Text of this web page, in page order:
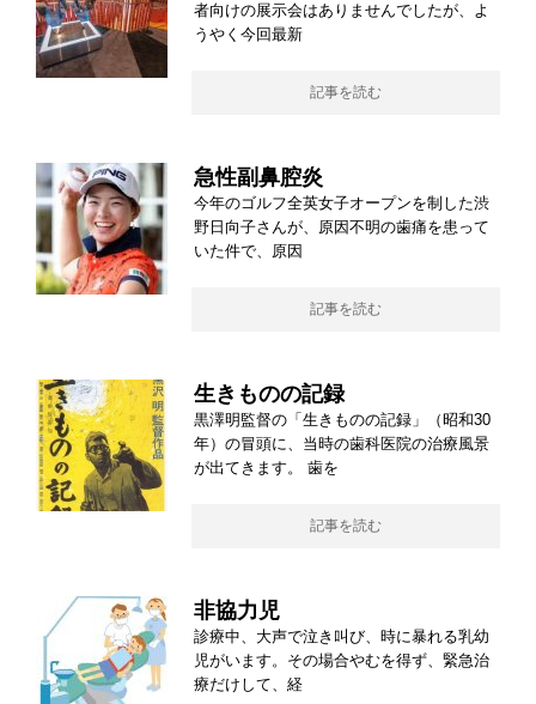
者向けの展示会はありませんでしたが、よ
うやく今回最新
記事を読む
急性副鼻腔炎
今年のゴルフ全英女子オープンを制した渋
野日向子さんが、原因不明の歯痛を患って
いた件で、原因
記事を読む
生きものの記録
黒澤明監督の「生きものの記録」（昭和30
年）の冒頭に、当時の歯科医院の治療風景
が出てきます。 歯を
記事を読む
非協力児
診療中、大声で泣き叫び、時に暴れる乳幼
児がいます。その場合やむを得ず、緊急治
療だけして、経